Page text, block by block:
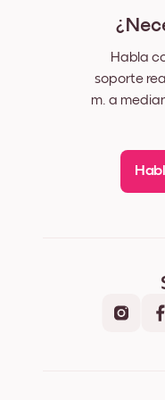
Habla
soporte
m. a